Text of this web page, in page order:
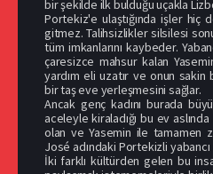
bir şekilde ilk bulduğu uçakla
Portekiz'e ulaştığında işler hiç
gitmez. Talihsizlikler silsilesi
tüm imkanlarını kaybeder.
çaresizce mahsur kalan
yardım eli uzatır ve onun sakin
bir taş eve yerleşmesini sağlar.
Ancak genç kadını burada
aceleyle kiraladığı bu ev
olan ve Yasemin ile tamamen
José adındaki Portekizli yabancı
İki farklı kültürden gelen bu